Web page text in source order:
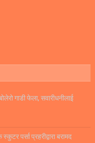
गाडी फेला, सवारीधनीलाई
पर्सा प्रहरीद्वारा बरामद